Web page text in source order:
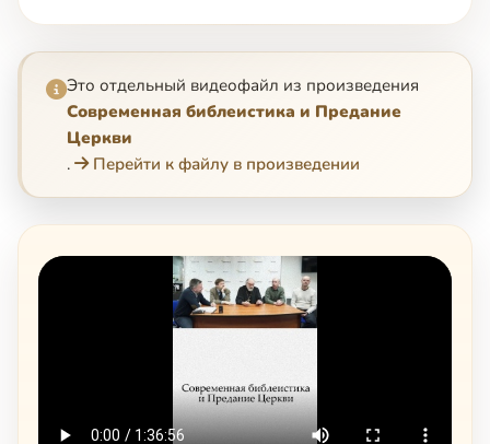
Это отдельный видеофайл из произведения
Современная библеистика и Предание
Церкви
.
Перейти к файлу в произведении